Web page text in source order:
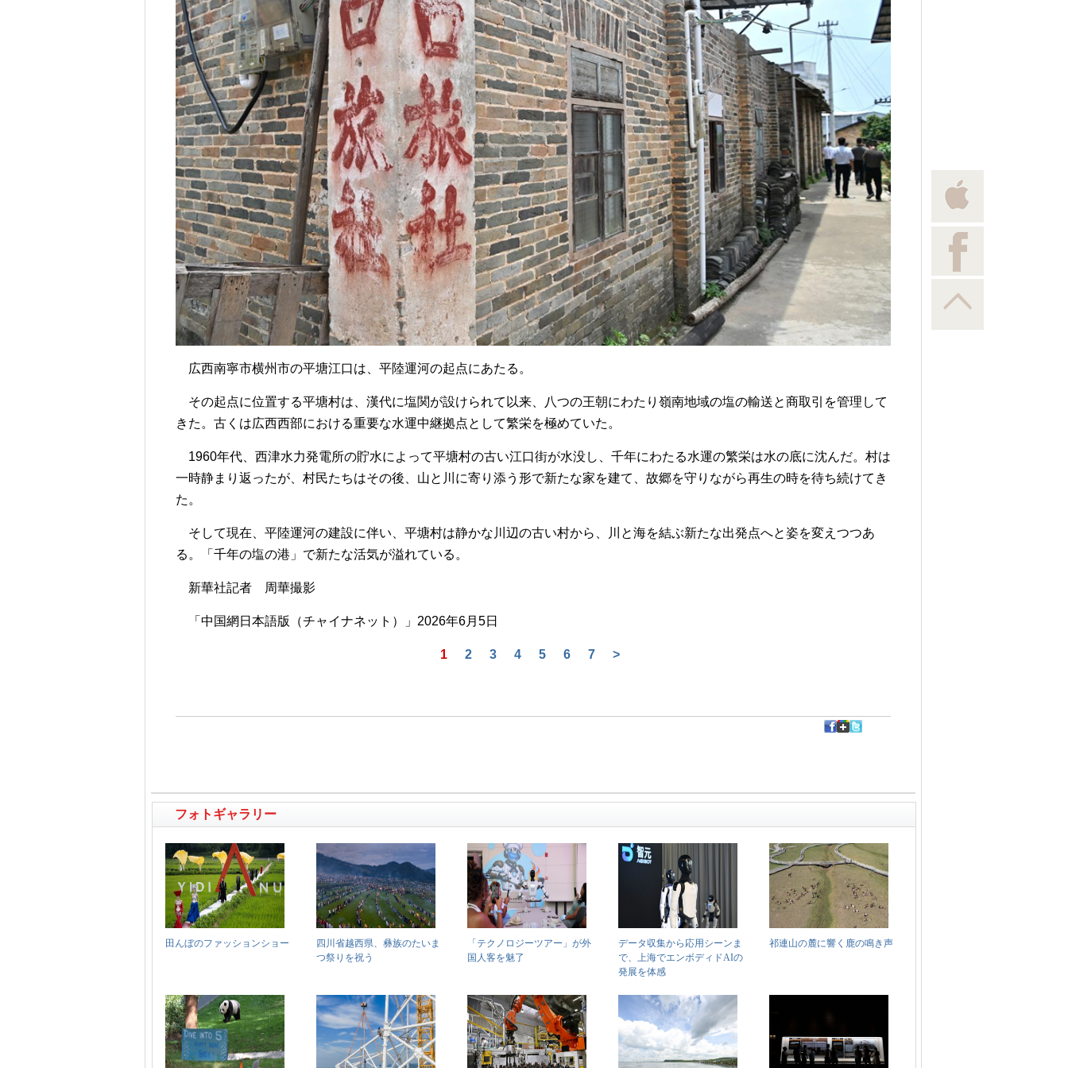
広西南寧市横州市の平塘江口は、平陸運河の起点にあたる。
その起点に位置する平塘村は、漢代に塩関が設けられて以来、八つの王朝にわたり嶺南地域の塩の輸送と商取引を管理して
きた。古くは広西西部における重要な水運中継拠点として繁栄を極めていた。
1960年代、西津水力発電所の貯水によって平塘村の古い江口街が水没し、千年にわたる水運の繁栄は水の底に沈んだ。村は
一時静まり返ったが、村民たちはその後、山と川に寄り添う形で新たな家を建て、故郷を守りながら再生の時を待ち続けてき
た。
そして現在、平陸運河の建設に伴い、平塘村は静かな川辺の古い村から、川と海を結ぶ新たな出発点へと姿を変えつつあ
る。「千年の塩の港」で新たな活気が溢れている。
新華社記者 周華撮影
「中国網日本語版（チャイナネット）」2026年6月5日
1 2 3 4 5 6 7 >